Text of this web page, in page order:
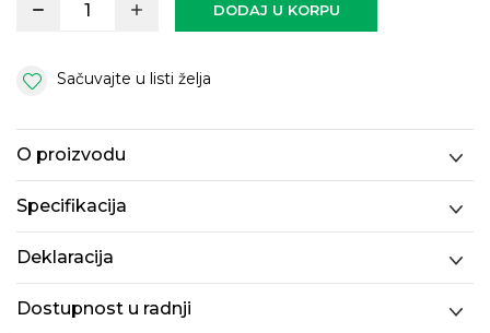
DODAJ U KORPU
Sačuvajte u listi želja
O proizvodu
Specifikacija
Deklaracija
Dostupnost u radnji